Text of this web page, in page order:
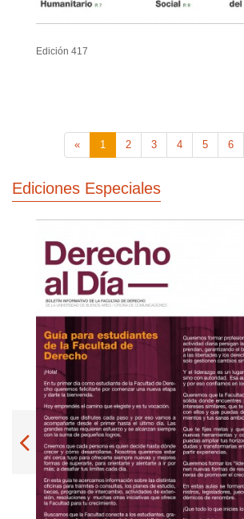
Edición 417
« 1 2 3 4 5 6
Ediciones Especiales